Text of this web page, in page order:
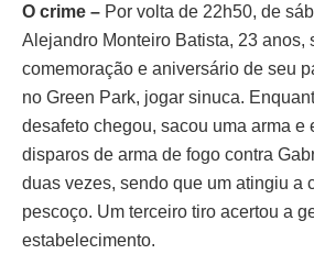
O crime – Por volta de 22h50, de
Alejandro Monteiro Batista, 23 anos,
comemoração e aniversário de seu
no Green Park, jogar sinuca.
desafeto chegou, sacou uma arma e
disparos de arma de fogo contra
duas vezes, sendo que um atingiu a
pescoço. Um terceiro tiro acertou a
estabelecimento.